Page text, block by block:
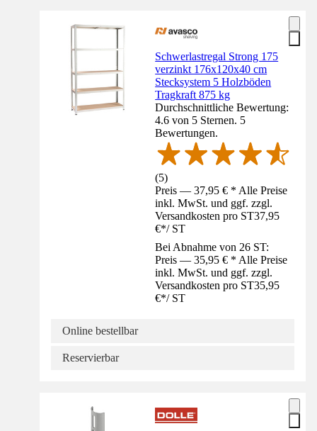
Schwerlastregal Strong 175
verzinkt 176x120x40 cm
Stecksystem 5 Holzböden
Tragkraft 875 kg
Durchschnittliche Bewertung:
4.6 von 5 Sternen. 5
Bewertungen.
(5)
Preis — 37,95 € * Alle Preise
inkl. MwSt. und ggf. zzgl.
Versandkosten pro ST37,95
€*/ ST
Bei Abnahme von 26 ST:
Preis — 35,95 € * Alle Preise
inkl. MwSt. und ggf. zzgl.
Versandkosten pro ST35,95
€*/ ST
Online bestellbar
Reservierbar